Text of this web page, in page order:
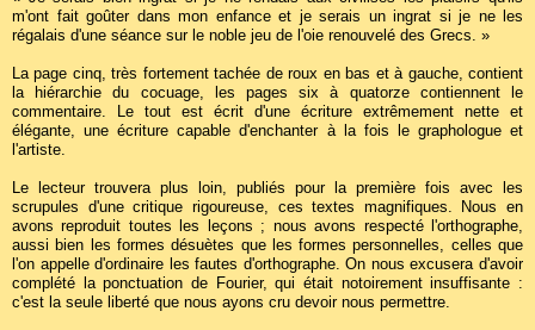
m'ont fait goûter dans mon enfance et je serais un ingrat si je ne les
régalais d'une séance sur le noble jeu de l'oie renouvelé des Grecs. »
La page cinq, très fortement tachée de roux en bas et à gauche, contient
la hiérarchie du cocuage, les pages six à quatorze contiennent le
commentaire. Le tout est écrit d'une écriture extrêmement nette et
élégante, une écriture capable d'enchanter à la fois le graphologue et
l'artiste.
Le lecteur trouvera plus loin, publiés pour la première fois avec les
scrupules d'une critique rigoureuse, ces textes magnifiques. Nous en
avons reproduit toutes les leçons ; nous avons respecté l'orthographe,
aussi bien les formes désuètes que les formes personnelles, celles que
l'on appelle d'ordinaire les fautes d'orthographe. On nous excusera d'avoir
complété la ponctuation de Fourier, qui était notoirement insuffisante :
c'est la seule liberté que nous ayons cru devoir nous permettre.